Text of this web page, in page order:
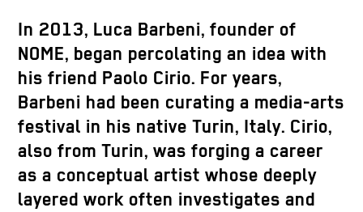
In 2013, Luca Barbeni, founder of
NOME, began percolating an idea with
his friend Paolo Cirio. For years,
Barbeni had been curating a media-arts
festival in his native Turin, Italy. Cirio,
also from Turin, was forging a career
as a conceptual artist whose deeply
layered work often investigates and